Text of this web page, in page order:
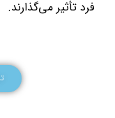
فرد تأثیر می‌گذارند.